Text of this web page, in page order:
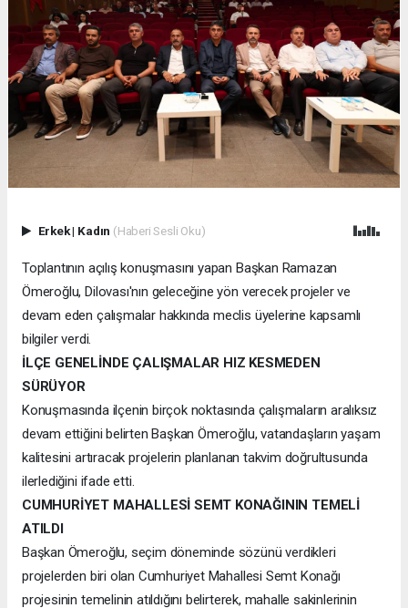
Erkek| Kadın (Haberi Sesli Oku)
Toplantının açılış konuşmasını yapan Başkan Ramazan
Ömeroğlu, Dilovası'nın geleceğine yön verecek projeler ve
devam eden çalışmalar hakkında meclis üyelerine kapsamlı
bilgiler verdi.
İLÇE GENELİNDE ÇALIŞMALAR HIZ KESMEDEN
SÜRÜYOR
Konuşmasında ilçenin birçok noktasında çalışmaların aralıksız
devam ettiğini belirten Başkan Ömeroğlu, vatandaşların yaşam
kalitesini artıracak projelerin planlanan takvim doğrultusunda
ilerlediğini ifade etti.
CUMHURİYET MAHALLESİ SEMT KONAĞININ TEMELİ
ATILDI
Başkan Ömeroğlu, seçim döneminde sözünü verdikleri
projelerden biri olan Cumhuriyet Mahallesi Semt Konağı
projesinin temelinin atıldığını belirterek, mahalle sakinlerinin